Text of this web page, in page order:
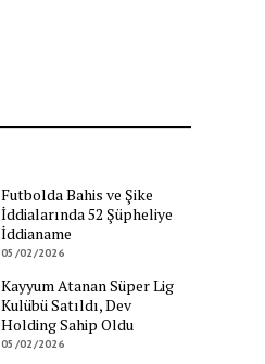
Futbolda Bahis ve Şike
İddialarında 52 Şüpheliye
İddianame
05/02/2026
Kayyum Atanan Süper Lig
Kulübü Satıldı, Dev
Holding Sahip Oldu
05/02/2026